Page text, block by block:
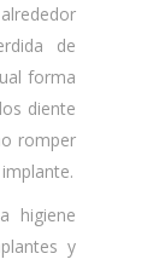
de
forma
diente
romper
higiene
y